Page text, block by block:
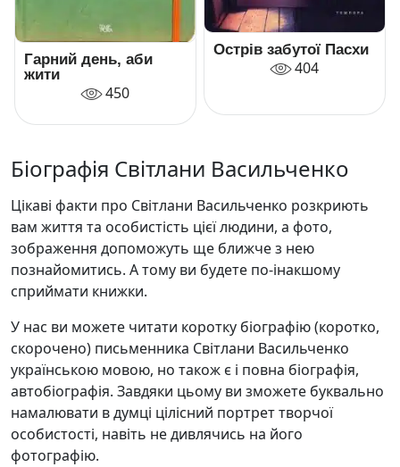
Гарний день, аби
жити
450
Острів забутої Пасхи
404
Біографія Світлани Васильченко
Цікаві факти про Світлани Васильченко розкриють
вам життя та особистість цієї людини, а фото,
зображення допоможуть ще ближче з нею
познайомитись. А тому ви будете по-інакшому
сприймати книжки.
У нас ви можете читати коротку біографію (коротко,
скорочено) письменника Світлани Васильченко
українською мовою, но також є і повна біографія,
автобіографія. Завдяки цьому ви зможете буквально
намалювати в думці цілісний портрет творчої
особистості, навіть не дивлячись на його
фотографію.